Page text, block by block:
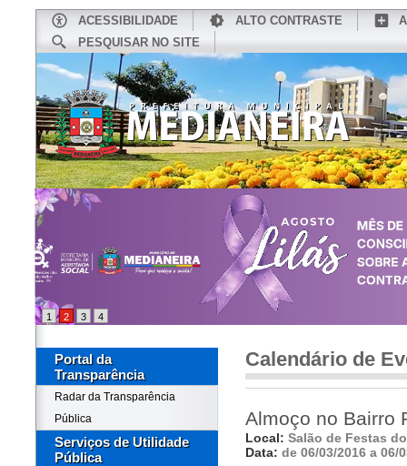
ACESSIBILIDADE ALTO CONTRASTE
PESQUISAR NO SITE
INÍCIO CONHEÇA MEDIANEIRA
1 2 3 4
Portal da
Transparência
Radar da Transparência
Pública
Serviços de Utilidade
Pública
Calendário de
Almoço no Bairro
Local: Salão de Festas
Data: de 06/03/2016 a 06/